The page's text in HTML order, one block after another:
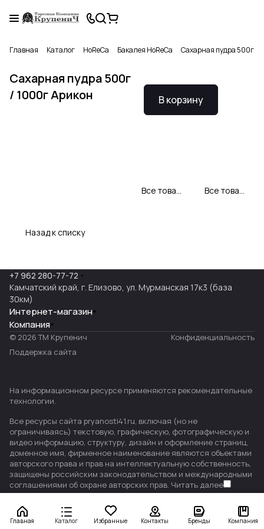
Главная Каталог HoReCa Бакалея HoReCa Сахарная пудра 500г /
Сахарная пудра 500г
/ 1000г Арикон
В корзину
Все товары Арикон Profi Все товары категории
Назад к списку
Главная Каталог Избранные Контакты Бренды Компания
+7 962 280-77-72
Камчатский край, г. Елизово, ул. Мурманская 17к3 (база
30км)
Интернет-магазин
Компания
© 2026 ТМ Крупенич
Конфиденциальность
Поддержка сайта
На информационном ресурсе применяются рекомендательные
технологии.
Все ресурсы сайта pryanosti41.ru, включая (но не
ограничиваясь) текстовую, графическую, фотографическую и
видео информацию, структуру, дизайн и оформление страниц,
доменное имя, фирменное наименование являются объектами
авторского права и прав на интеллектуальную собственность,
защищены российским законодательством и международными
соглашениями об охране авторских прав. Читать далее